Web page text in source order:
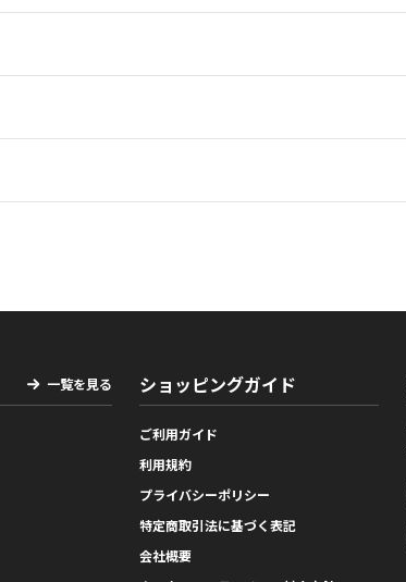
一覧を見る ショッピングガイド
ご利用ガイド
利用規約
プライバシーポリシー
特定商取引法に基づく表記
会社概要